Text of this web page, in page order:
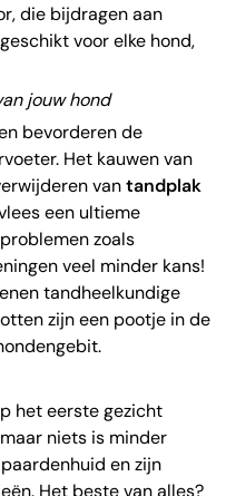
die bijdragen aan
voor elke hond,
jouw hond
bevorderen de
Het kauwen van
vantandplak
een ultieme
zoals
veel minder kans!
tandheelkundige
zijn een pootje in de
het eerste gezicht
niets is minder
en zijn
Het beste van alles?